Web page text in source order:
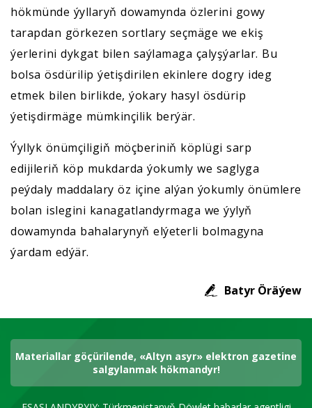
hökmünde ýyllaryň dowamynda özlerini gowy
tarapdan görkezen sortlary seçmäge we ekiş
ýerlerini dykgat bilen saýlamaga çalyşýarlar. Bu
bolsa ösdürilip ýetişdirilen ekinlere dogry ideg
etmek bilen birlikde, ýokary hasyl ösdürip
ýetişdirmäge mümkinçilik berýär.
Ýyllyk önümçiligiň möçberiniň köplügi sarp
edijileriň köp mukdarda ýokumly we saglyga
peýdaly maddalary öz içine alýan ýokumly önümlere
bolan islegini kanagatlandyrmaga we ýylyň
dowamynda bahalarynyň elýeterli bolmagyna
ýardam edýär.
Batyr Öräýew
Materiallar göçürilende, «Altyn asyr» elektron gazetine
salgylanmak hökmandyr!